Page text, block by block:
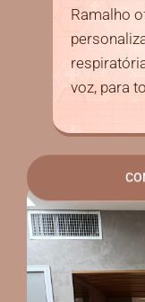
Ramalho
voz, para